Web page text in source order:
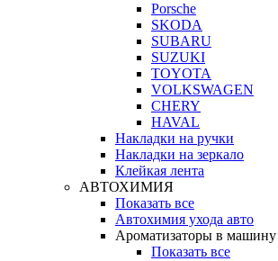
Porsche
SKODA
SUBARU
SUZUKI
TOYOTA
VOLKSWAGEN
CHERY
HAVAL
Накладки на ручки
Накладки на зеркало
Клейкая лента
АВТОХИМИЯ
Показать все
Автохимия ухода авто
Ароматизаторы в машину
Показать все